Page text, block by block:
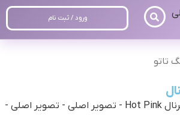
ورود / ثبت نام
تاتو